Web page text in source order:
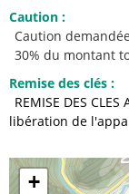
Caution :
Caution
30% du montant
Remise des clés :
REMISE DES
libération de
+